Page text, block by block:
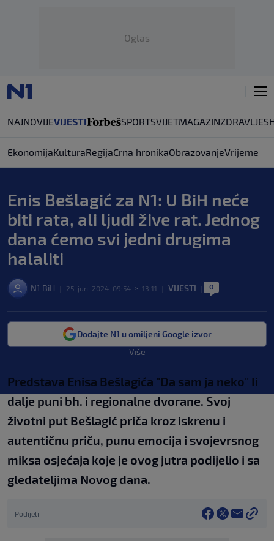
Oglas
NAJNOVIJEVIJESTI SPORTSVIJETMAGAZINZDRAVLJE
EkonomijaKulturaRegijaCrna hronikaObrazovanjeVrijeme
Enis Bešlagić za N1: U BiH neće
biti rata, ali ljudi žive rat. Jednog
dana ćemo svi jedni drugima
halaliti
N1 BiH 25. jun. 2024. 09:54 > 13:11 VIJESTI 0
Dodajte N1 u omiljeni Google izvor
Više
Predstava Enisa Bešlagića "Da sam ja neko" Ii
dalje puni bh. i regionalne dvorane. Svoj
životni put Bešlagić priča kroz iskrenu i
autentičnu priču, punu emocija i svojevrsnog
miksa osjećaja koje je ovog jutra podijelio i sa
gledateljima Novog dana.
Podijeli